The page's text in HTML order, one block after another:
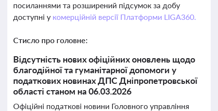
посиланнями та розширений підсумок за добу
доступні у комерційній версії Платформи LIGA360.
Стисло про головне:
Відсутність нових офіційних оновлень щодо
благодійної та гуманітарної допомоги у
податкових новинах ДПС Дніпропетровської
області станом на 06.03.2026
Офіційні податкові новини Головного управління